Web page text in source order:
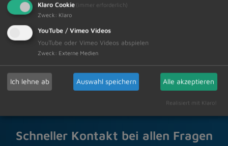
Zur Übersicht
Amtliche Bekanntmachungen Veranstaltungstermine
Schneller Kontakt bei allen Fragen
Klaro Cookie (immer erforderlich)
Zweck : Klaro
YouTube / Vimeo Videos
YouTube oder Vimeo Videos abspielen
Zweck : Externe Medien
Ich lehne ab Auswahl speichern Alle akzeptieren
Realisiert mit Klaro!